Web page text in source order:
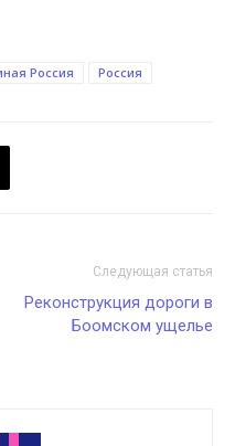
Россия Россия
Следующая статья
Реконструкция дороги в
Боомском ущелье